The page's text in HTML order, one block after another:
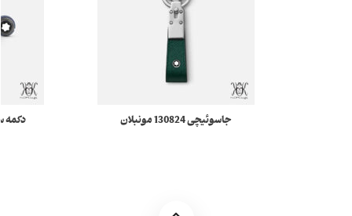
جاسوئیچی 130824 مونبلان دکمه سردست